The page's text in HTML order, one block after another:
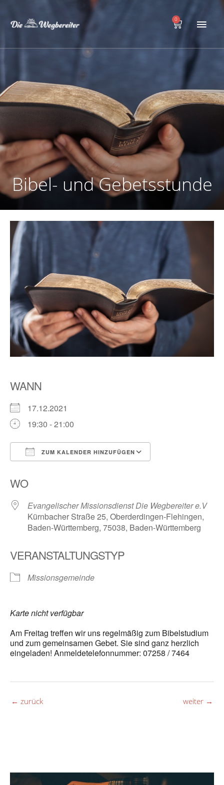
Inhalt
0
Warenkorb
Bibel- und Gebetsstunde
WANN
17.12.2021
19:30 - 21:00
ZUM KALENDER HINZUFÜGEN
WO
Evangelischer Missionsdienst Die Wegbereiter e.V
Kürnbacher Straße 25, Oberderdingen-Flehingen,
Baden-Württemberg, 75038, Baden-Württemberg
VERANSTALTUNGSTYP
Missionsgemeinde
Karte nicht verfügbar
Am Freitag treffen wir uns regelmäßig zum Bibelstudium
und zum gemeinsamen Gebet. Sie sind ganz herzlich
eingeladen! Anmeldetelefonnummer: 07258 / 7464
← zurück weiter →